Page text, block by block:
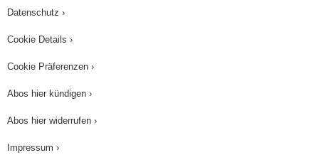
thinks that the man he hit with his car earlier
darstellst, die du natürlich
Datenschutz ›
Cookie Details ›
Cookie Präferenzen ›
Abos hier kündigen ›
Abos hier widerrufen ›
Impressum ›